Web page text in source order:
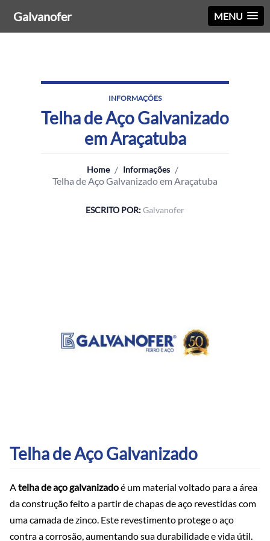
Galvanofer MENU
INFORMAÇÕES
Telha de Aço Galvanizado
em Araçatuba
Home / Informações /
Telha de Aço Galvanizado em Araçatuba
ESCRITO POR:Galvanofer
Telha de Aço Galvanizado
Atelha de aço galvanizadoé um material voltado para a área
da construção feito a partir de chapas de aço revestidas com
uma camada de zinco. Este revestimento protege o aço
contra a corrosão, aumentando sua durabilidade e vida útil.